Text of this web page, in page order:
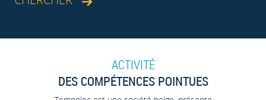
ACTIVITÉ
DES COMPÉTENCES POINTUES